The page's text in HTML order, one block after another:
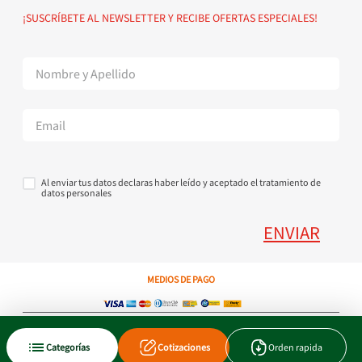
Categorías Cotizaciones Orden rapida
Suscribete al Newsletter
Superintendencia de Industria y Comercio
¡SUSCRÍBETE AL NEWSLETTER Y RECIBE OFERTAS ESPECIALES!
Al enviar tus datos declaras haber leído y aceptado el tratamiento de
datos personales
ENVIAR
MEDIOS DE PAGO
Copyright © 2023 JEN SA. Derechos Reservados. Util.com.co.